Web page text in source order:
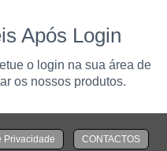
Após Login
o login na sua área de
os nossos produtos.
Privacidade CONTACTOS